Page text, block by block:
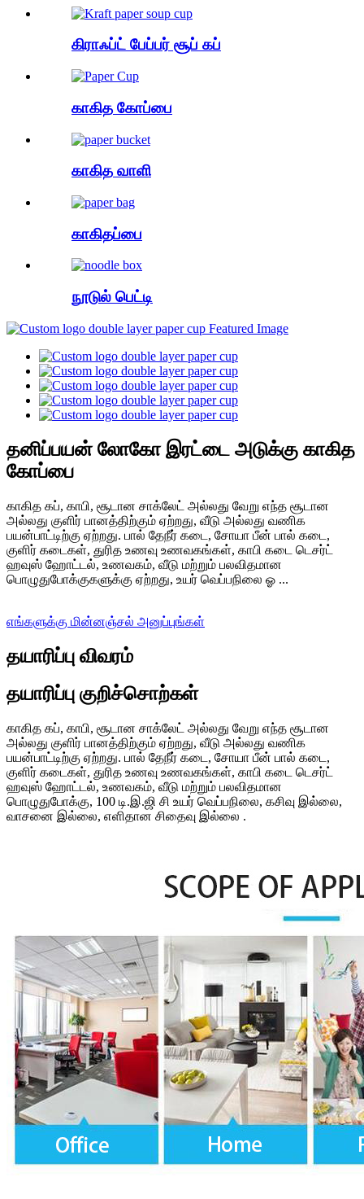
கிராஃப்ட் பேப்பர் சூப் கப்
காகித கோப்பை
காகித வாளி
காகிதப்பை
நூடுல் பெட்டி
தனிப்பயன் லோகோ இரட்டை அடுக்கு காகித
கோப்பை
காகித கப், காபி, சூடான சாக்லேட் அல்லது வேறு எந்த சூடான
அல்லது குளிர் பானத்திற்கும் ஏற்றது, வீடு அல்லது வணிக
பயன்பாட்டிற்கு ஏற்றது. பால் தேநீர் கடை, சோயா பீன் பால் கடை,
குளிர் கடைகள், துரித உணவு உணவகங்கள், காபி கடை டெசர்ட்
ஹவுஸ் ஹோட்டல், உணவகம், வீடு மற்றும் பலவிதமான
பொழுதுபோக்குகளுக்கு ஏற்றது, உயர் வெப்பநிலை ஓ ...
எங்களுக்கு மின்னஞ்சல் அனுப்புங்கள்
தயாரிப்பு விவரம்
தயாரிப்பு குறிச்சொற்கள்
காகித கப், காபி, சூடான சாக்லேட் அல்லது வேறு எந்த சூடான
அல்லது குளிர் பானத்திற்கும் ஏற்றது, வீடு அல்லது வணிக
பயன்பாட்டிற்கு ஏற்றது. பால் தேநீர் கடை, சோயா பீன் பால் கடை,
குளிர் கடைகள், துரித உணவு உணவகங்கள், காபி கடை டெசர்ட்
ஹவுஸ் ஹோட்டல், உணவகம், வீடு மற்றும் பலவிதமான
பொழுதுபோக்கு, 100 டி.இ.ஜி சி உயர் வெப்பநிலை, கசிவு இல்லை,
வாசனை இல்லை, எளிதான சிதைவு இல்லை .